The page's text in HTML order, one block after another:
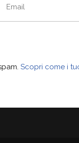
Scopri come i